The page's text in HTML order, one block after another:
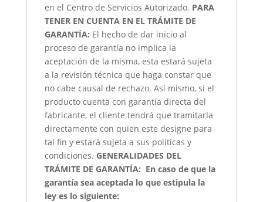
en el Centro de Servicios Autorizado. PARA
TENER EN CUENTA EN EL TRÁMITE DE
GARANTÍA: El hecho de dar inicio al
proceso de garantía no implica la
aceptación de la misma, esta estará sujeta
a la revisión técnica que haga constar que
no cabe causal de rechazo. Así mismo, si el
producto cuenta con garantía directa del
fabricante, el cliente tendrá que tramitarla
directamente con quien este designe para
tal fin y estará sujeta a sus políticas y
condiciones. GENERALIDADES DEL
TRÁMITE DE GARANTÍA: En caso de que la
garantía sea aceptada lo que estipula la
ley es lo siguiente: